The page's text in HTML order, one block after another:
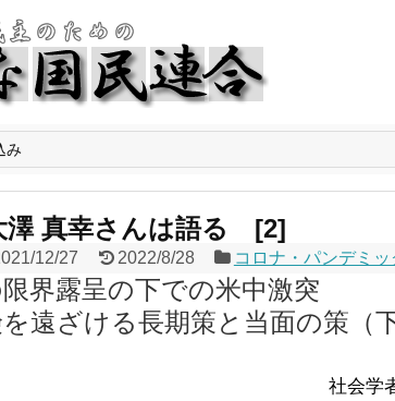
み
澤 真幸さんは語る [2]
12/27 2022/8/28 コロナ・パンデミッ
界露呈の下での米中激突
遠ざける長期策と当面の策（下
社会学